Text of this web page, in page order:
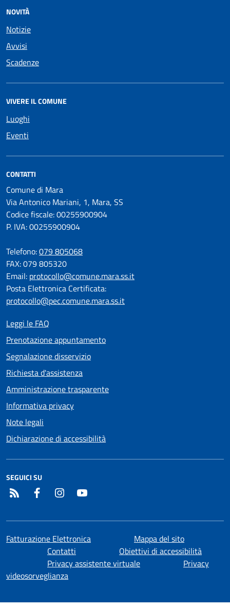
NOVITÀ
Notizie
Avvisi
Scadenze
VIVERE IL COMUNE
Luoghi
Eventi
CONTATTI
Comune di Mara
Via Antonico Mariani, 1, Mara, SS
Codice fiscale: 00255900904
P. IVA: 00255900904
Telefono:079 805068
FAX: 079 805320
Email: protocollo@comune.mara.ss.it
Posta Elettronica Certificata:
protocollo@pec.comune.mara.ss.it
Leggi le FAQ
Prenotazione appuntamento
Segnalazione disservizio
Richiesta d'assistenza
Amministrazione trasparente
Informativa privacy
Note legali
Dichiarazione di accessibilità
SEGUICI SU
RSS Facebook Instagram
Fatturazione Elettronica
Mappa del sito
Contatti
Obiettivi di accessibilità
Privacy assistente virtuale
Privacy
videosorveglianza